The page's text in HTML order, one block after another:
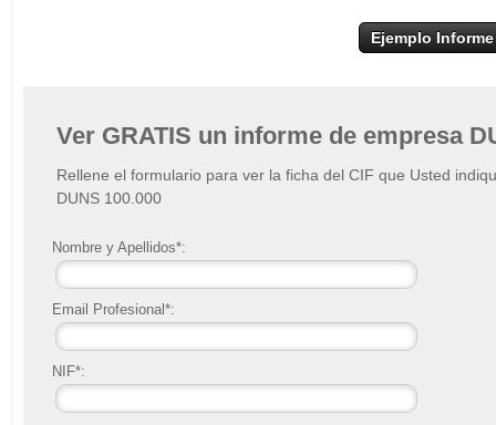
Ejemplo Informe
Ver GRATIS un informe de empresa
Rellene el formulario para ver la ficha del CIF que Usted
DUNS 100.000
Nombre y Apellidos*:
Email Profesional*:
NIF*: